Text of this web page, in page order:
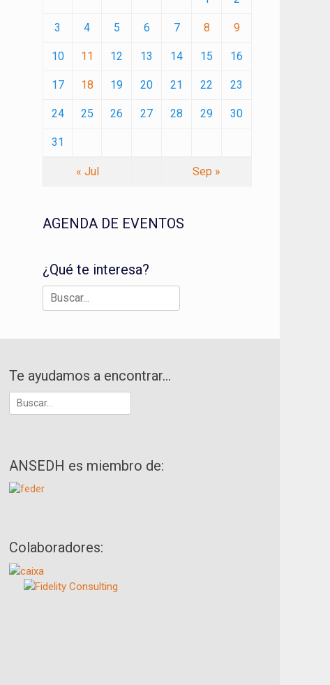
3 4 5 6 7 8 9
10 11 12 13 14 15 16
17 18 19 20 21 22 23
24 25 26 27 28 29 30
31
« Jul Sep »
AGENDA DE EVENTOS
¿Qué te interesa?
Buscar:
Te ayudamos a encontrar…
Buscar:
ANSEDH es miembro de:
Colaboradores: